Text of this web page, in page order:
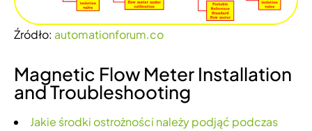
Źródło: automationforum.co
Magnetic Flow Meter Installation
and Troubleshooting
Jakie środki ostrożności należy podjąć podczas